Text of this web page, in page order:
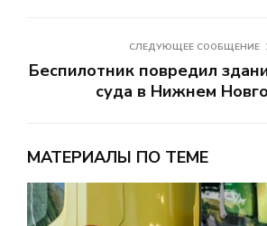
СЛЕДУЮЩЕЕ СООБЩЕНИЕ
Беспилотник повредил
суда в Нижнем
МАТЕРИАЛЫ ПО ТЕМЕ